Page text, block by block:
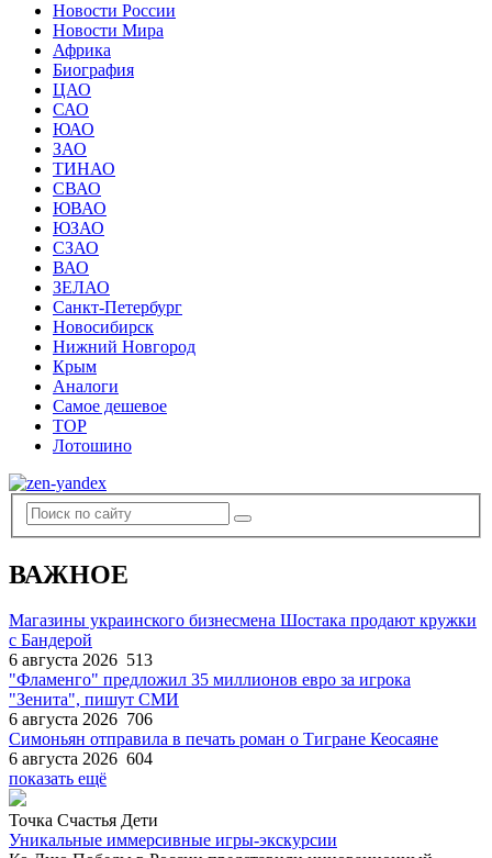
Новости России
Новости Мира
Африка
Биография
ЦАО
САО
ЮАО
ЗАО
ТИНАО
СВАО
ЮВАО
ЮЗАО
СЗАО
ВАО
ЗЕЛАО
Санкт-Петербург
Новосибирск
Нижний Новгород
Крым
Аналоги
Самое дешевое
TOP
Лотошино
ВАЖНОЕ
Магазины украинского бизнесмена Шостака продают кружки
с Бандерой
6 августа 2026 513
"Фламенго" предложил 35 миллионов евро за игрока
"Зенита", пишут СМИ
6 августа 2026 706
Симоньян отправила в печать роман о Тигране Кеосаяне
6 августа 2026 604
показать ещё
Точка Счастья Дети
Уникальные иммерсивные игры-экскурсии